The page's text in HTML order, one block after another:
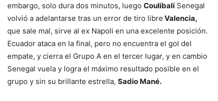
embargo, solo dura dos minutos, luego CoulibalíSenegal
volvió a adelantarse tras un error de tiro libre Valencia,
que sale mal, sirve al ex Napoli en una excelente posición.
Ecuador ataca en la final, pero no encuentra el gol del
empate, y cierra el Grupo A en el tercer lugar, y en cambio
Senegal vuela y logra el máximo resultado posible en el
grupo y sin su brillante estrella, Sadio Mané.